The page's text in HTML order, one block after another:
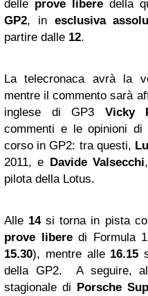
delle prove liberedella
GP2, in esclusiva
partire dalle 12.
La telecronaca avrà la
mentre il commento sarà
inglese di GP3 Vicky
commenti e le opinioni
corso in GP2: tra questi,
2011, e Davide Valsecchi
pilota della Lotus.
Alle 14si torna in pista
prove liberedi Formula 1
15.30), mentre alle 16.15
della GP2. A seguire,
stagionale di Porsche